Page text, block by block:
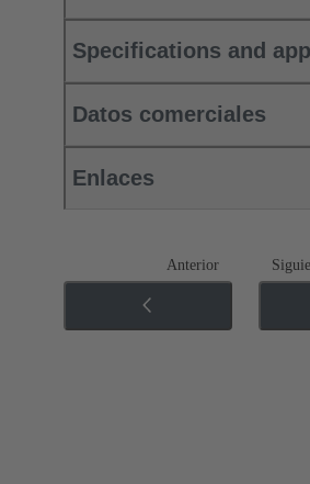
Specifications and
Datos comerciales
Enlaces
Anterior